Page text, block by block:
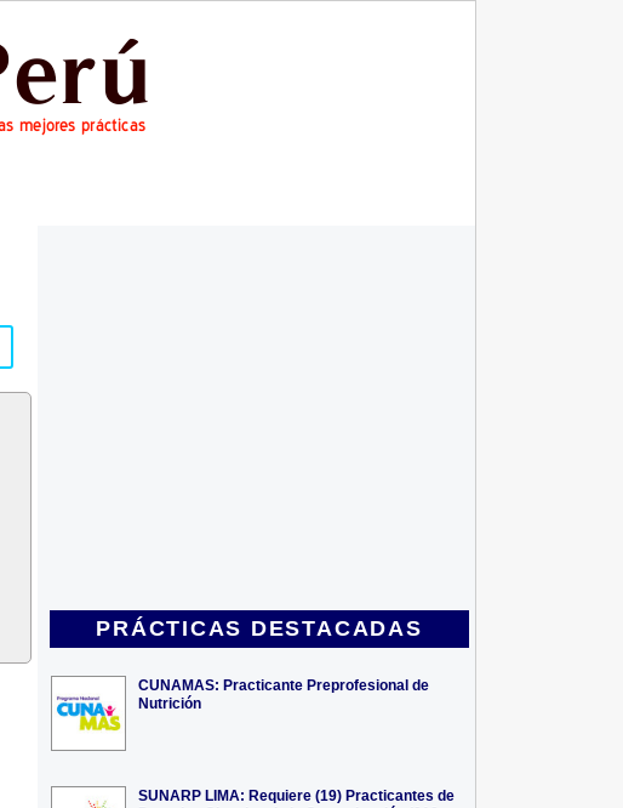
PRÁCTICAS DESTACADAS
CUNAMAS: Practicante Preprofesional de
Nutrición
SUNARP LIMA: Requiere (19) Practicantes de